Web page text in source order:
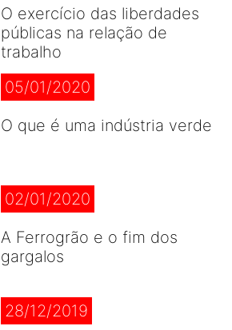
O exercício das liberdades
públicas na relação de
trabalho
05/01/2020
O que é uma indústria verde
02/01/2020
A Ferrogrão e o fim dos
gargalos
28/12/2019